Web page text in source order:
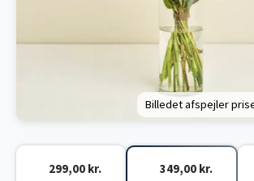
Billedet afspejler
299,00 kr. 349,00 kr.